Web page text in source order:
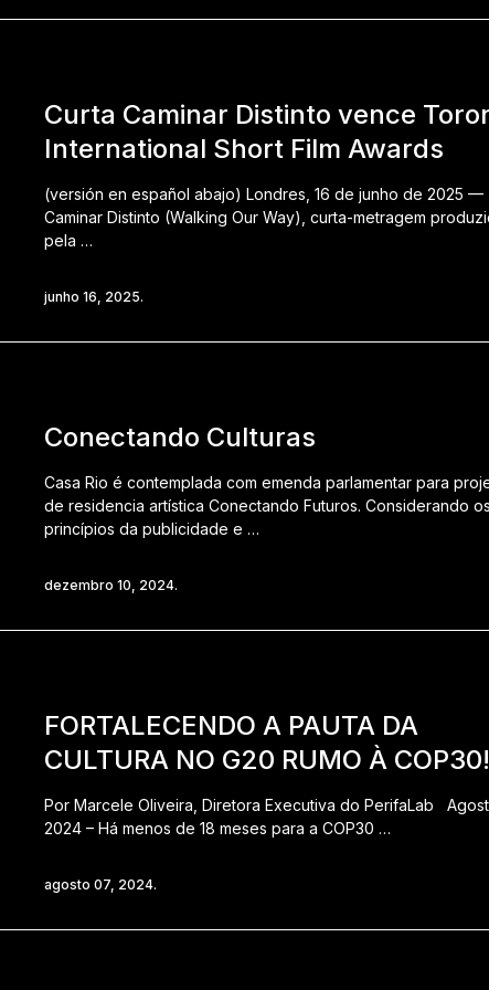
Curta Caminar Distinto vence
International Short Film Awards
(versión en español abajo) Londres, 16 de junho de 2025 —
Caminar Distinto (Walking Our Way), curta-metragem
pela …
junho 16, 2025.
Conectando Culturas
Casa Rio é contemplada com emenda parlamentar para
de residencia artística Conectando Futuros. Considerando os
princípios da publicidade e …
dezembro 10, 2024.
FORTALECENDO A PAUTA DA
CULTURA NO G20 RUMO À COP30!
Por Marcele Oliveira, Diretora Executiva do PerifaLab
2024 – Há menos de 18 meses para a COP30 …
agosto 07, 2024.